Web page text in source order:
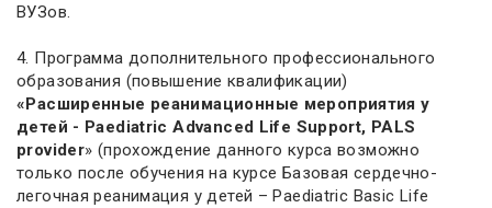
ВУЗов.
4. Программа дополнительного профессионального
образования (повышение квалификации)
«Расширенные реанимационные мероприятия у
детей - Paediatric Advanced Life Support, PALS
provider» (прохождение данного курса возможно
только после обучения на курсе Базовая сердечно-
легочная реанимация у детей – Paediatric Basic Life